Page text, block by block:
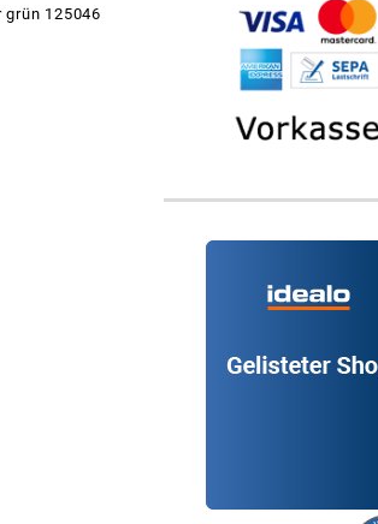
grün 125046